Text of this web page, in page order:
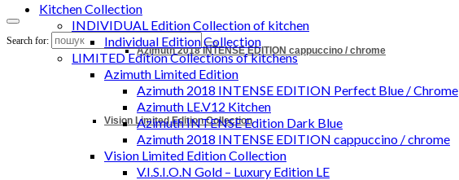
Azimuth 2018 INTENSE EDITION cappuccino / chrome
Vision Limited Edition Collection
Search for:
Kitchen Collection
INDIVIDUAL Edition Collection of kitchen
Individual Edition Collection
LIMITED Edition Collections of kitchens
Azimuth Limited Edition
Azimuth 2018 INTENSE EDITION Perfect Blue / Chrome
Azimuth LE.V12 Kitchen
Azimuth INTENSE Edition Dark Blue
Azimuth 2018 INTENSE EDITION cappuccino / chrome
Vision Limited Edition Collection
V.I.S.I.O.N Gold – Luxury Edition LE